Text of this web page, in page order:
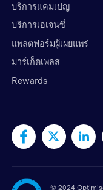
บริการแคมเปญ
บริการเอเจนซี่
แพลตฟอร์มผู้เผยแพร่
มาร์เก็ตเพลส
Rewards
© 2024